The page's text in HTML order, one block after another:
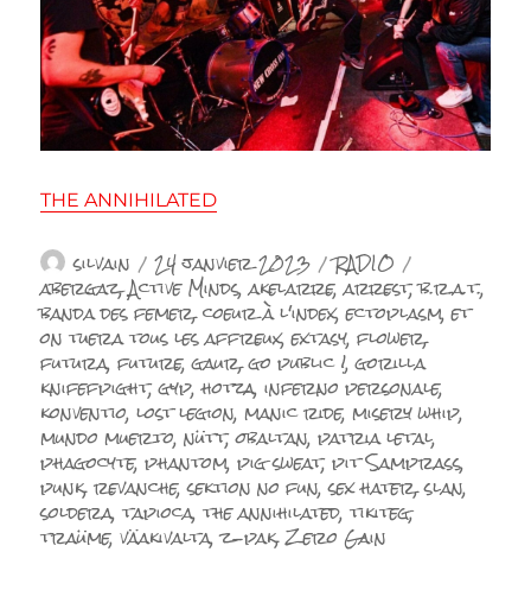
THE ANNIHILATED
Auteur
silvain Publié
le
24 janvier 2023 Catégories
RADIO
abergaz,Active Minds,akelarre,arrest,b.r.a.t.,
banda des femer,coeur à l'index,ectoplasm,et
on tuera tous les affreux,extasy,flower,
futura,future,gaur,go public !,gorilla
knifefpight,gyp,hotza,inferno personale,
konventio,lost legion,manic ride,misery whip,
mundo muerto,nütt,obaltan,patria letal,
phagocyte,phantom,pig sweat,pit Samprass,
punk,revanche,sektion no fun,sex hater,slan,
soldera,tapioca,the annihilated,tikiteg,
traüme,väakivalta,z-pak,Zero Gain